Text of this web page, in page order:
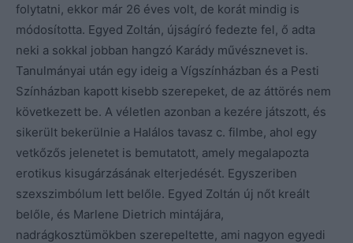
folytatni, ekkor már 26 éves volt, de korát mindig is
módosította. Egyed Zoltán, újságíró fedezte fel, ő adta
neki a sokkal jobban hangzó Karády művésznevet is.
Tanulmányai után egy ideig a Vígszínházban és a Pesti
Színházban kapott kisebb szerepeket, de az áttörés nem
következett be. A véletlen azonban a kezére játszott, és
sikerült bekerülnie a Halálos tavasz c. filmbe, ahol egy
vetkőzős jelenetet is bemutatott, amely megalapozta
erotikus kisugárzásának elterjedését. Egyszeriben
szexszimbólum lett belőle. Egyed Zoltán új nőt kreált
belőle, és Marlene Dietrich mintájára,
nadrágkosztümökben szerepeltette, ami nagyon egyedi